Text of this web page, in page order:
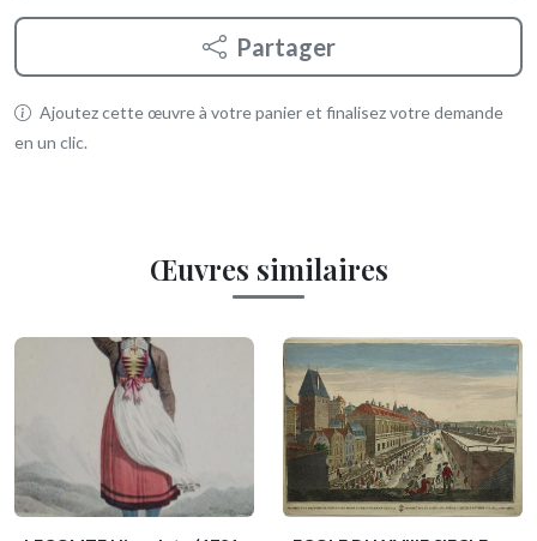
Partager
Ajoutez cette œuvre à votre panier et finalisez votre demande
en un clic.
Œuvres similaires